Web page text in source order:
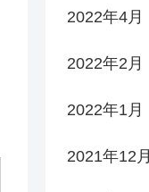
2022年4月
2022年2月
2022年1月
2021年12月